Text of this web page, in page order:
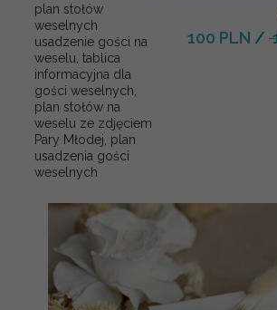
plan stołów
weselnych
usadzenie gości na
weselu, tablica
informacyjna dla
gości weselnych,
plan stołów na
weselu ze zdjęciem
Pary Młodej, plan
usadzenia gości
weselnych
100 PLN /